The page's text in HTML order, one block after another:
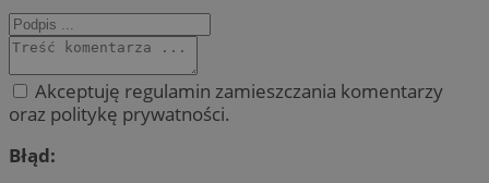
Akceptuję regulamin zamieszczania komentarzy
oraz politykę prywatności.
Błąd: